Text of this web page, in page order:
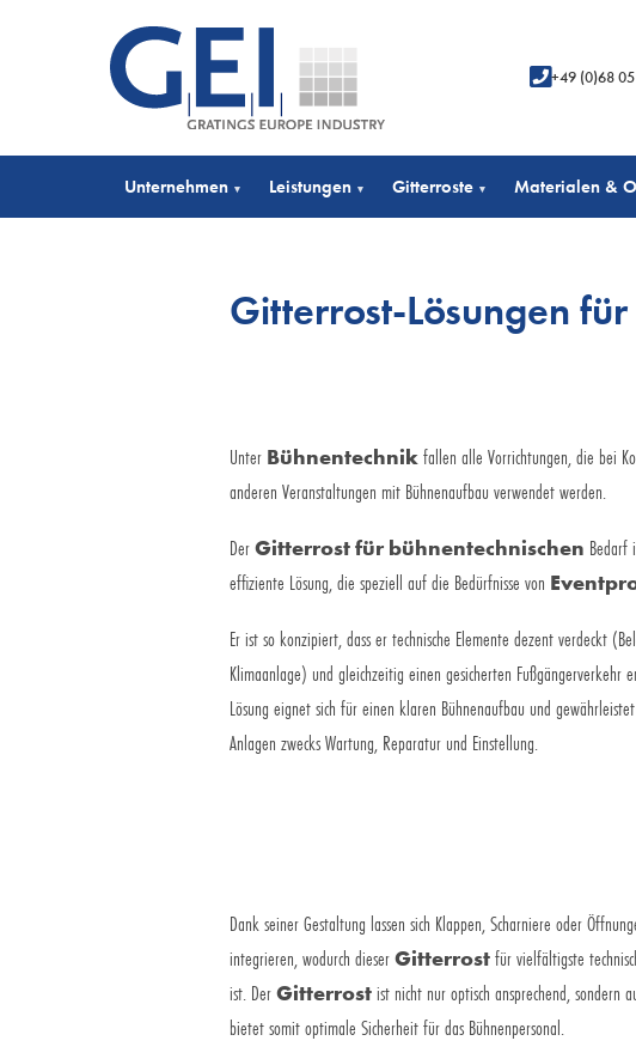
+49 (0)68
Unternehmen ▾ Leistungen ▾ Gitterroste ▾ Materialen &
Gitterrost-Lösungen
Unter Bühnentechnik fallen alle Vorrichtungen, die bei
anderen Veranstaltungen mit Bühnenaufbau verwendet werden.
DerGitterrost für bühnentechnischen Bedarf
effiziente Lösung, die speziell auf die Bedürfnisse von
Er ist so konzipiert, dass er technische Elemente dezent verdeckt
Klimaanlage) und gleichzeitig einen gesicherten Fußgängerverkehr
Lösung eignet sich für einen klaren Bühnenaufbau und
Anlagen zwecks Wartung, Reparatur und Einstellung.
Dank seiner Gestaltung lassen sich Klappen, Scharniere oder
integrieren, wodurch dieserGitterrostfür vielfältigste
ist. DerGitterrostist nicht nur optisch ansprechend, sondern
bietet somit optimale Sicherheit für das Bühnenpersonal.